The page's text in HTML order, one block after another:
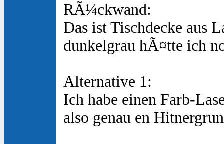
RÃ¼ckwand:
Das ist Tischdecke aus
dunkelgrau hÃ¤tte ich
Alternative 1:
Ich habe einen Farb-
also genau en